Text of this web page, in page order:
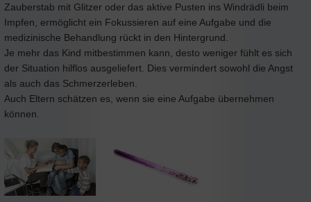
Zauberstab mit Glitzer oder das aktive Pusten ins Windrädli beim
Impfen, ermöglicht ein Fokussieren auf eine Aufgabe und die
medizinische Behandlung rückt in den Hintergrund.
Je mehr das Kind mitbestimmen kann, desto weniger fühlt es sich
der Situation hilflos ausgeliefert. Dies vermindert sowohl die Angst
als auch das Schmerzerleben.
Auch Eltern schätzen es, wenn sie eine Aufgabe übernehmen
können.